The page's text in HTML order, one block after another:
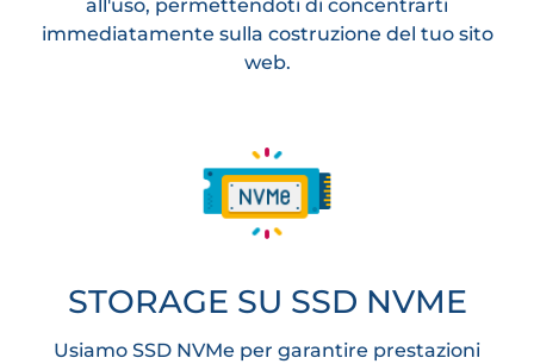
all'uso, permettendoti di concentrarti
immediatamente sulla costruzione del tuo sito
web.
STORAGE SU SSD NVME
Usiamo SSD NVMe per garantire prestazioni